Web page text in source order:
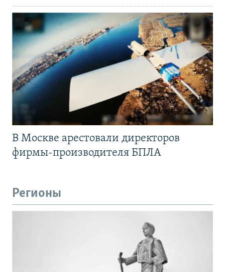
В Москве арестовали директоров
фирмы-производителя БПЛА
Регионы